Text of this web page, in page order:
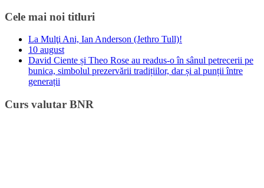
Cele mai noi titluri
La Mulţi Ani, Ian Anderson (Jethro Tull)!
10 august
David Ciente și Theo Rose au readus-o în sânul petrecerii pe
bunica, simbolul prezervării tradițiilor, dar și al punții între
generații
Curs valutar BNR